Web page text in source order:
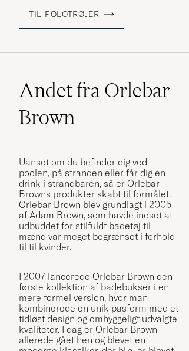
TIL POLOTRØJER
Andet fra Orlebar
Brown
Uanset om du befinder dig ved
poolen, på stranden eller får dig en
drink i strandbaren, så er Orlebar
Browns produkter skabt til formålet.
Orlebar Brown blev grundlagt i 2005
af Adam Brown, som havde indset at
udbuddet for stilfuldt badetøj til
mænd var meget begrænset i forhold
til til kvinder.
I 2007 lancerede Orlebar Brown den
første kollektion af badebukser i en
mere formel version, hvor man
kombinerede en unik pasform med et
tidløst design og omhyggeligt udvalgte
kvaliteter. I dag er Orlebar Brown
allerede gået hen og blevet en